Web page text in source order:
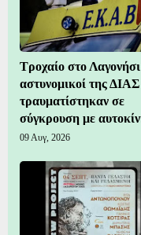
Τροχαίο στο
αστυνομικοί της ΔΙΑΣ
τραυματίστηκαν σε
σύγκρουση με
09 Αυγ, 2026